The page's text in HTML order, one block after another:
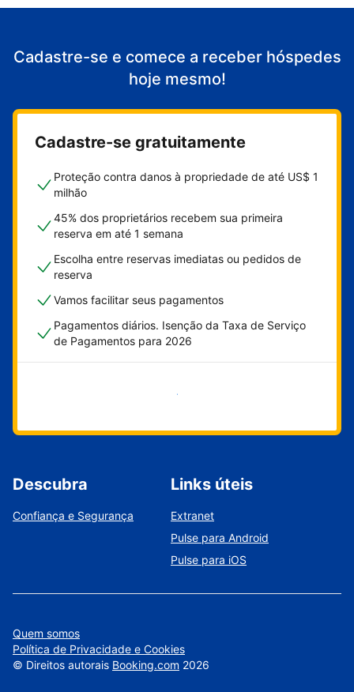
Cadastre-se e comece a receber hóspedes
hoje mesmo!
Cadastre-se gratuitamente
Proteção contra danos à propriedade de até US$ 1
milhão
45% dos proprietários recebem sua primeira
reserva em até 1 semana
Escolha entre reservas imediatas ou pedidos de
reserva
Vamos facilitar seus pagamentos
Pagamentos diários. Isenção da Taxa de Serviço
de Pagamentos para 2026
Comece agora
Descubra
Confiança e Segurança
Links úteis
Extranet
Pulse para Android
Pulse para iOS
Quem somos
Política de Privacidade e Cookies
© Direitos autorais Booking.com 2026